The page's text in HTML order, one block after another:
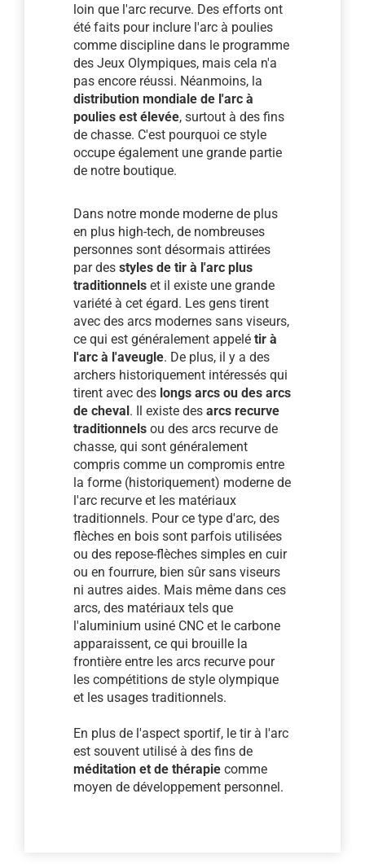
loin que l'arc recurve. Des efforts ont
été faits pour inclure l'arc à poulies
comme discipline dans le programme
des Jeux Olympiques, mais cela n'a
pas encore réussi. Néanmoins, la
distribution mondiale de l'arc à
poulies est élevée, surtout à des fins
de chasse. C'est pourquoi ce style
occupe également une grande partie
de notre boutique.
Dans notre monde moderne de plus
en plus high-tech, de nombreuses
personnes sont désormais attirées
par des styles de tir à l'arc plus
traditionnels et il existe une grande
variété à cet égard. Les gens tirent
avec des arcs modernes sans viseurs,
ce qui est généralement appelé tir à
l'arc à l'aveugle. De plus, il y a des
archers historiquement intéressés qui
tirent avec des longs arcs ou des arcs
de cheval. Il existe des arcs recurve
traditionnels ou des arcs recurve de
chasse, qui sont généralement
compris comme un compromis entre
la forme (historiquement) moderne de
l'arc recurve et les matériaux
traditionnels. Pour ce type d'arc, des
flèches en bois sont parfois utilisées
ou des repose-flèches simples en cuir
ou en fourrure, bien sûr sans viseurs
ni autres aides. Mais même dans ces
arcs, des matériaux tels que
l'aluminium usiné CNC et le carbone
apparaissent, ce qui brouille la
frontière entre les arcs recurve pour
les compétitions de style olympique
et les usages traditionnels.
En plus de l'aspect sportif, le tir à l'arc
est souvent utilisé à des fins de
méditation et de thérapie comme
moyen de développement personnel.